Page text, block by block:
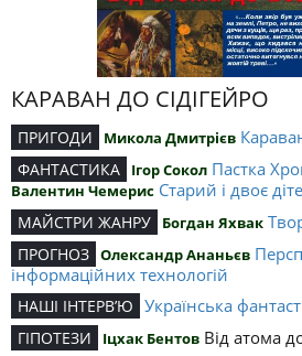
КАРАВАН ДО СІДІГЕЙРО
ПРИГОДИ Микола Дмитрієв
ФАНТАСТИКА Ігор Сокол Пастка
Валентин Чемерис Старий і двоє
МАЙСТРИ ЖАНРУ Богдан Яхвак
ПРОГНОЗ Олександр Ананьєв
інформаційних технологій
НАШІ ІНТЕРВ’Ю Українська
ГІПОТЕЗИ Іцхак Бентов Від атома